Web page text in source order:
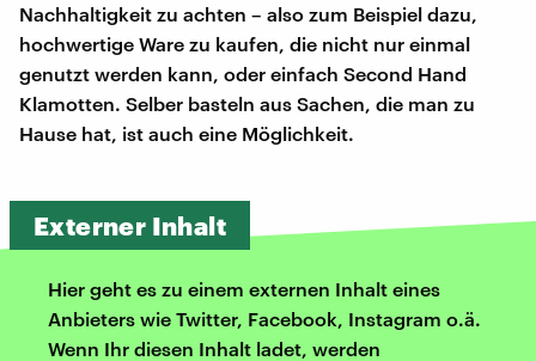
Nachhaltigkeit zu achten – also zum Beispiel dazu,
hochwertige Ware zu kaufen, die nicht nur einmal
genutzt werden kann, oder einfach Second Hand
Klamotten. Selber basteln aus Sachen, die man zu
Hause hat, ist auch eine Möglichkeit.
Externer Inhalt
Hier geht es zu einem externen Inhalt eines
Anbieters wie Twitter, Facebook, Instagram o.ä.
Wenn Ihr diesen Inhalt ladet, werden